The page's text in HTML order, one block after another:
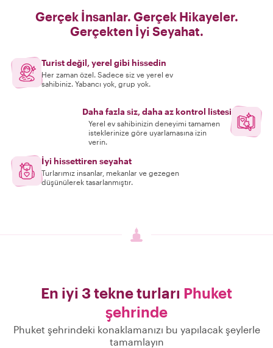
Gerçek İnsanlar. Gerçek Hikayeler.
Gerçekten İyi Seyahat.
Turist değil, yerel gibi hissedin
Her zaman özel. Sadece siz ve yerel ev
sahibiniz. Yabancı yok, grup yok.
Daha fazla siz, daha az kontrol listesi
Yerel ev sahibinizin deneyimi tamamen
isteklerinize göre uyarlamasına izin
verin.
İyi hissettiren seyahat
Turlarımız insanlar, mekanlar ve gezegen
düşünülerek tasarlanmıştır.
En iyi 3 tekne turları Phuket
şehrinde
Phuket şehrindeki konaklamanızı bu yapılacak şeylerle
tamamlayın